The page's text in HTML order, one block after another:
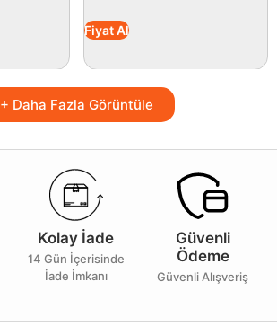
Fiyat Al
+ Daha Fazla Görüntüle
Kolay İade
14 Gün İçerisinde
İade İmkanı
Güvenli
Ödeme
Güvenli Alışveriş